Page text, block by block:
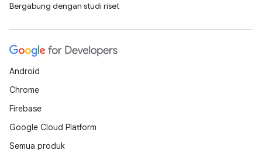
Bergabung dengan studi riset
Android
Chrome
Firebase
Google Cloud Platform
Semua produk